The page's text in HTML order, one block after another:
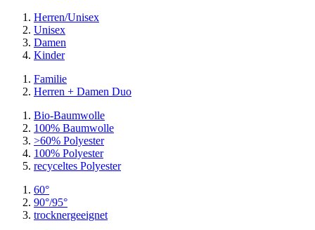
Herren/Unisex
Unisex
Damen
Kinder
Familie
Herren + Damen Duo
Bio-Baumwolle
100% Baumwolle
>60% Polyester
100% Polyester
recyceltes Polyester
60°
90°/95°
trocknergeeignet